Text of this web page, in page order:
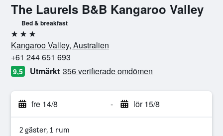
The Laurels B&B Kangaroo Valley
Bed & breakfast
3 stjärnor
Kangaroo Valley, Australien
+61 244 651 693
9,5 Utmärkt 356 verifierade omdömen
fre 14/8 - lör 15/8
2 gäster, 1 rum